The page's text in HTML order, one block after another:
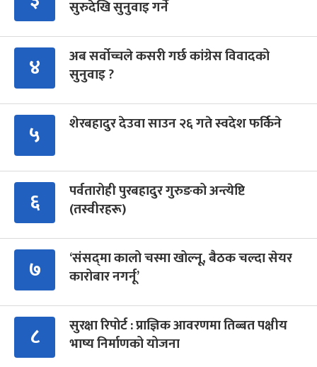
सुरुदेखि सुनुवाइ गर्ने
४
अब सर्वोच्चले कसरी गर्छ कांग्रेस विवादको
सुनुवाइ ?
५ शेरबहादुर देउवा साउन २६ गते स्वदेश फर्किने
६
पर्वतारोही पुरबहादुर गुरुङको अन्त्येष्टि
(तस्वीरहरू)
७
‘संसद्‍मा कालो चस्मा खोल्नू, बैठक चल्दा सेयर
कारोबार नगर्नू’
८
सुरक्षा रिपोर्ट : प्राज्ञिक आवरणमा तिब्बत पक्षीय
भाष्य निर्माणको योजना